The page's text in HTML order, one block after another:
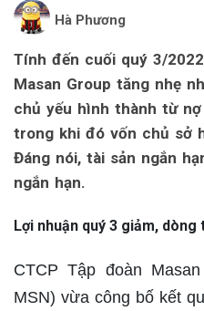
Hà Phương
Tính đến cuối quý 3/
Masan Group tăng nhẹ
chủ yếu hình thành từ
trong khi đó vốn chủ sở
Đáng nói, tài sản ngắn
ngắn hạn.
Lợi nhuận quý 3 giảm, dòng
CTCP Tập đoàn
MSN) vừa công bố kết